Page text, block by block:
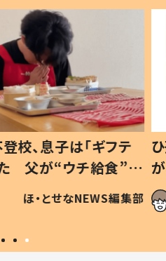
息子は「ギフテ
が“ウチ給食”を
は #令和の親
とせなNEWS編集部
ひ孫
が、
「涙が
い」